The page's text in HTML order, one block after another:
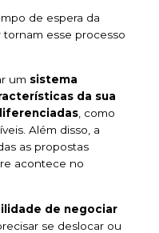
de espera da
esse processo
um sistema
da sua
, como
Além disso, a
as propostas
acontece no
de negociar
se deslocar ou